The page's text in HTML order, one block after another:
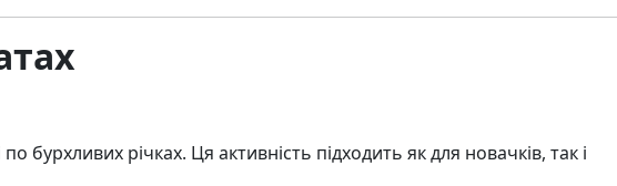
річках. Ця активність підходить як для новачків, так і